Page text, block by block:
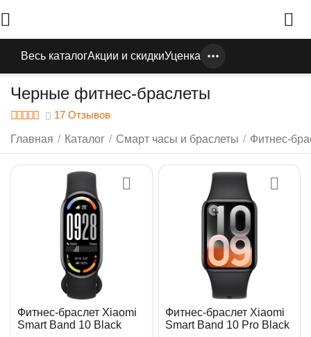
Весь каталогАкции и скидкиУценка
Черные фитнес-браслеты
17 Отзывов
Главная / Каталог / Смарт часы и браслеты / Фитнес-
Фитнес-браслет Xiaomi
Smart Band 10 Black
Фитнес-браслет Xiaomi
Smart Band 10 Pro Black